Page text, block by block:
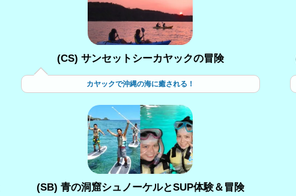
(CS) サンセットシーカヤックの冒険
カヤックで沖縄の海に癒される！
(SB) 青の洞窟シュノーケルとSUP体験＆冒険